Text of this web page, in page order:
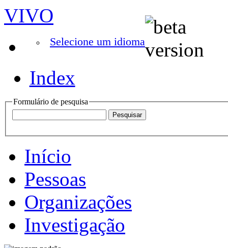
VIVO
Selecione um idioma
Index
Formulário de pesquisa
Início
Pessoas
Organizações
Investigação